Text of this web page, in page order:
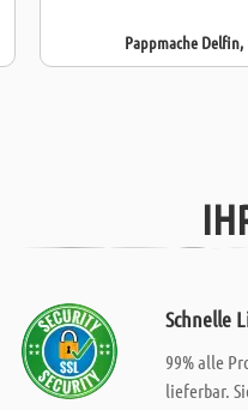
Pappmache Delfin,
Schnelle
99% alle
lieferbar.